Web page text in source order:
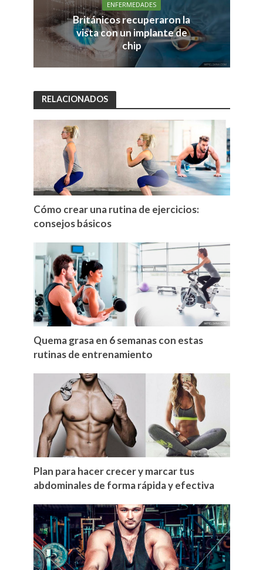
ENFERMEDADES
Británicos recuperaron la
vista con un implante de
chip
RELACIONADOS
Cómo crear una rutina de ejercicios:
consejos básicos
Quema grasa en 6 semanas con estas
rutinas de entrenamiento
Plan para hacer crecer y marcar tus
abdominales de forma rápida y efectiva